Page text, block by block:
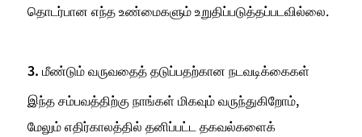
தொடர்பான எந்த உண்மைகளும் உறுதிப்படுத்தப்படவில்லை.
3. மீண்டும் வருவதைத் தடுப்பதற்கான நடவடிக்கைகள்
இந்த சம்பவத்திற்கு நாங்கள் மிகவும் வருந்துகிறோம்,
மேலும் எதிர்காலத்தில் தனிப்பட்ட தகவல்களைக்